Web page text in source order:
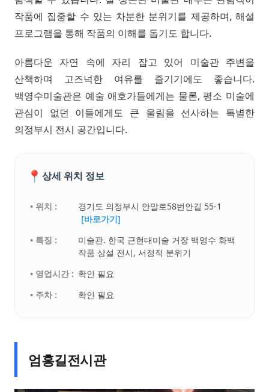
작품에 집중할 수 있는 차분한 분위기를 제공하며, 해설
프로그램을 통해 작품의 이해를 돕기도 합니다.
아름다운 자연 속에 자리 잡고 있어 미술관 주변을
산책하며 고즈넉한 여유를 즐기기에도 좋습니다.
백영수미술관은 예술 애호가들에게는 물론, 평소 미술에
관심이 없던 이들에게도 큰 울림을 선사하는 특별한
의정부시 전시 공간입니다.
📍 상세 위치 정보
• 위치 :
경기도 의정부시 안말로58번안길 55-1
[바로가기]
• 특징 :
미술관. 한국 근현대미술 거장 백영수 화백
작품 상설 전시, 서정적 분위기
• 영업시간 : 확인 필요
• 주차 :
확인 필요
엄홍길전시관